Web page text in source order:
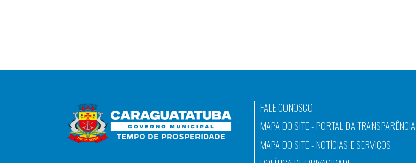
FALE CONOSCO
MAPA DO SITE - PORTAL DA TRANSPARÊNCIA
MAPA DO SITE - NOTÍCIAS E SERVIÇOS